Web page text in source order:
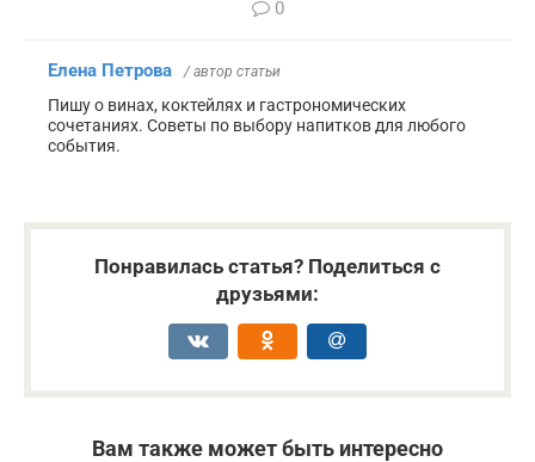
0
Елена Петрова / автор статьи
Пишу о винах, коктейлях и гастрономических
сочетаниях. Советы по выбору напитков для любого
события.
Понравилась статья? Поделиться с
друзьями:
Вам также может быть интересно